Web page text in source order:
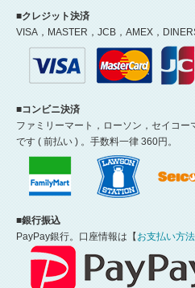
■クレジット決済
VISA，MASTER，JCB，AMEX，
■コンビニ決済
ファミリーマート，ローソン，セイコ
です ( 前払い ) 。手数料一律 360円。
■銀行振込
PayPay銀行。口座情報は【 お支払い方法